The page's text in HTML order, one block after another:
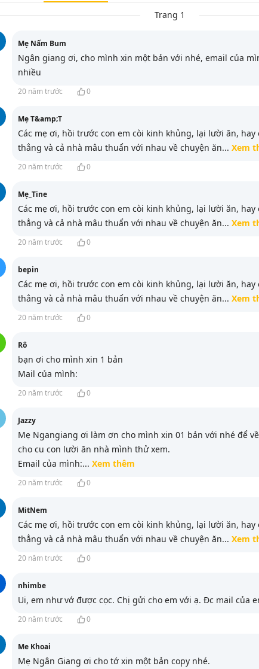
Trang 1
Mẹ Nấm Bum
Ngân giang ơi, cho mình xin một bản với nhé, email của
nhiều
20 năm trước 0
Mẹ T&amp;T
Các mẹ ơi, hồi trước con em còi kinh khủng, lại lười ăn, hay
thẳng và cả nhà mâu thuẩn với nhau về chuyện ăn... Xem
20 năm trước 0
Mẹ_Tine
Các mẹ ơi, hồi trước con em còi kinh khủng, lại lười ăn, hay
thẳng và cả nhà mâu thuẩn với nhau về chuyện ăn... Xem
20 năm trước 0
bepin
Các mẹ ơi, hồi trước con em còi kinh khủng, lại lười ăn, hay
thẳng và cả nhà mâu thuẩn với nhau về chuyện ăn... Xem
20 năm trước 0
Rô
bạn ơi cho mình xin 1 bản
Mail của mình:
20 năm trước 0
Jazzy
Mẹ Ngangiang ơi làm ơn cho mình xin 01 bản với nhé để
cho cu con lười ăn nhà mình thử xem.
Email của mình:... Xem thêm
20 năm trước 0
MitNem
Các mẹ ơi, hồi trước con em còi kinh khủng, lại lười ăn, hay
thẳng và cả nhà mâu thuẩn với nhau về chuyện ăn... Xem
20 năm trước 0
nhimbe
Ui, em như vớ được cọc. Chị gửi cho em với ạ. Đc mail của
20 năm trước 0
Me Khoai
Mẹ Ngân Giang ơi cho tớ xin một bản copy nhé.